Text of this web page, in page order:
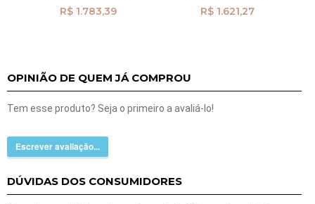
R$ 1.783,39
R$ 1.621,27
OPINIÃO DE QUEM JÁ COMPROU
Tem esse produto? Seja o primeiro a avaliá-lo!
Escrever avaliação...
DÚVIDAS DOS CONSUMIDORES